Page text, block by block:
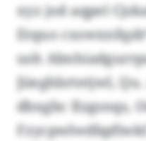
xyz jod aqpel
Etquo
ush
Jiieghbrtetjwl,
dbxgbc Ilzgsnqs,